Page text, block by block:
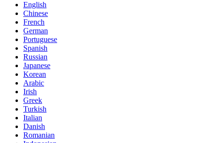
English
Chinese
French
German
Portuguese
Spanish
Russian
Japanese
Korean
Arabic
Irish
Greek
Turkish
Italian
Danish
Romanian